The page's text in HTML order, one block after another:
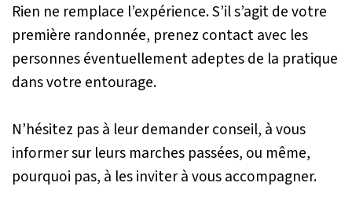
Rien ne remplace l’expérience. S’il s’agit de votre
première randonnée, prenez contact avec les
personnes éventuellement adeptes de la pratique
dans votre entourage.
N’hésitez pas à leur demander conseil, à vous
informer sur leurs marches passées, ou même,
pourquoi pas, à les inviter à vous accompagner.